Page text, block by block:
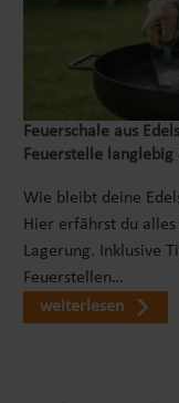
Feuerschale aus
Feuerstelle langlebig
Wie bleibt deine
Hier erfährst du
Lagerung. Inklusive
Feuerstellen…
weiterlesen